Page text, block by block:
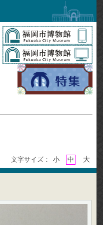
文字サイズ： 小 中 大